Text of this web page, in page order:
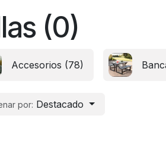
(0)
Accesorios (78)
por: Destacado